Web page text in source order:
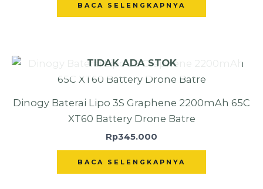
BACA SELENGKAPNYA
TIDAK ADA STOK
Dinogy Baterai Lipo 3S Graphene 2200mAh 65C
XT60 Battery Drone Batre
Rp345.000
BACA SELENGKAPNYA